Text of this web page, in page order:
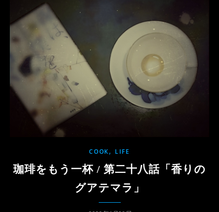
COOK, LIFE
珈琲をもう一杯 / 第二十八話「香りの
グアテマラ」